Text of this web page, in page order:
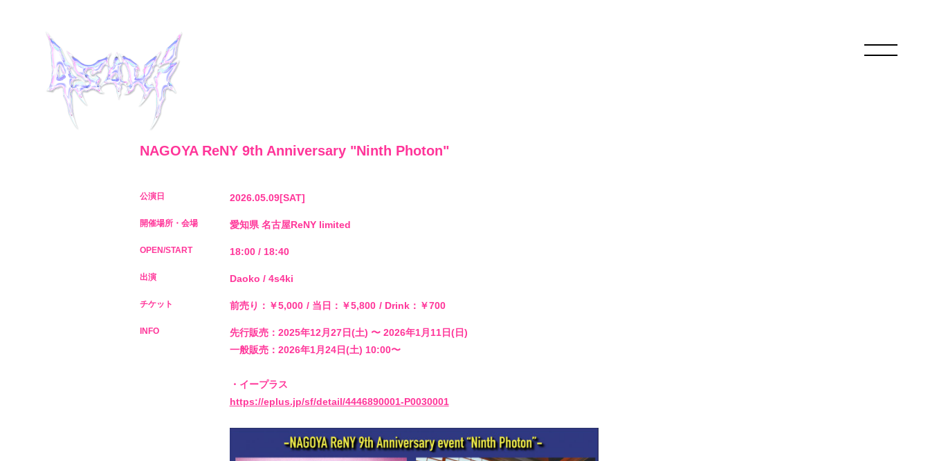
HOME
INFORMATION
SCHEDULE
MUSIC
BIOGRAPHY
NAGOYA ReNY 9th Anniversary "Ninth Photon"
公演日 2026.05.09[SAT]
開催場所・会場 愛知県 名古屋ReNY limited
OPEN/START 18:00 / 18:40
出演 Daoko / 4s4ki
チケット 前売り：￥5,000 当日：￥5,800 Drink：￥700
INFO
先行販売：2025年12月27日(土) 〜 2026年1月11日(日)
一般販売：2026年1月24日(土) 10:00〜
・イープラス
https://eplus.jp/sf/detail/4446890001-P0030001